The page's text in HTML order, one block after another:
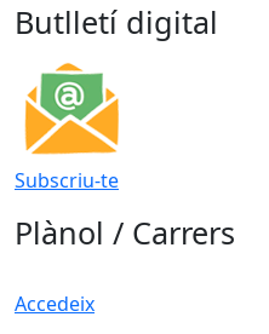
Butlletí digital
Subscriu-te
Plànol / Carrers
Accedeix